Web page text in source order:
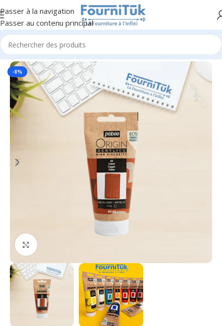
Passer à la navigation
Passer au contenu principal
Accueil/Beaux-Arts & Décoration/Peinture & Accessoires
-8%
Cliquez pour agrandir